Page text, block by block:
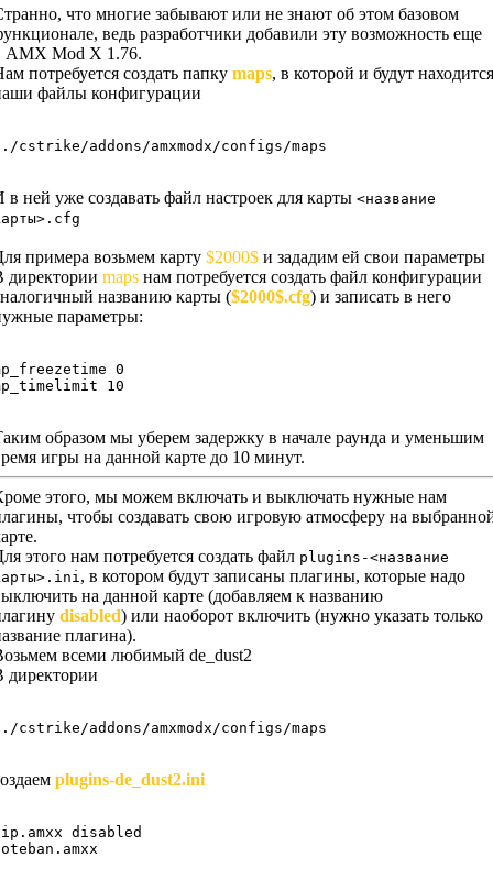
что многие забывают или не знают об этом базовом
ведь разработчики добавили эту возможность еще
AMX Mod X 1.76.
потребуется создать папку maps, в которой и будут находится
файлы конфигурации
cstrike/addons/amxmodx/configs/maps
в ней уже создавать файл настроек для карты <название
примера возьмем карту $2000$ и зададим ей свои параметры
директории maps нам потребуется создать файл конфигурации
названию карты ($2000$.cfg) и записать в него
параметры:
0
10
образом мы уберем задержку в начале раунда и уменьшим
игры на данной карте до 10 минут.
этого, мы можем включать и выключать нужные нам
чтобы создавать свою игровую атмосферу на
этого нам потребуется создать файл plugins-<название
, в котором будут записаны плагины, которые надо
на данной карте (добавляем к названию
disabled) или наоборот включить (нужно указать только
плагина).
всеми любимый de_dust2
директории
cstrike/addons/amxmodx/configs/maps
plugins-de_dust2.ini
disabled